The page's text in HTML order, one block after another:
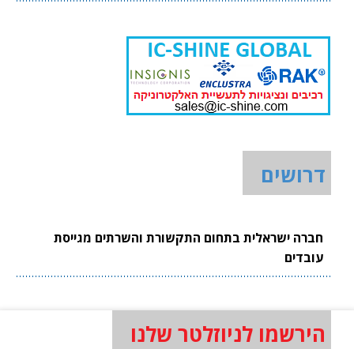
דרושים
חברה ישראלית בתחום התקשורת והשרתים מגייסת
עובדים
הירשמו לניוזלטר שלנו